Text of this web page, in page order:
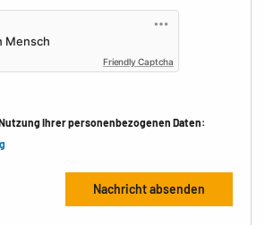
Friendly Captcha
Ihrer personenbezogenen Daten: